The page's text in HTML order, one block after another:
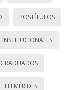
POSTÍTULOS
INSTITUCIONALES
GRADUADOS
EFEMÉRIDES